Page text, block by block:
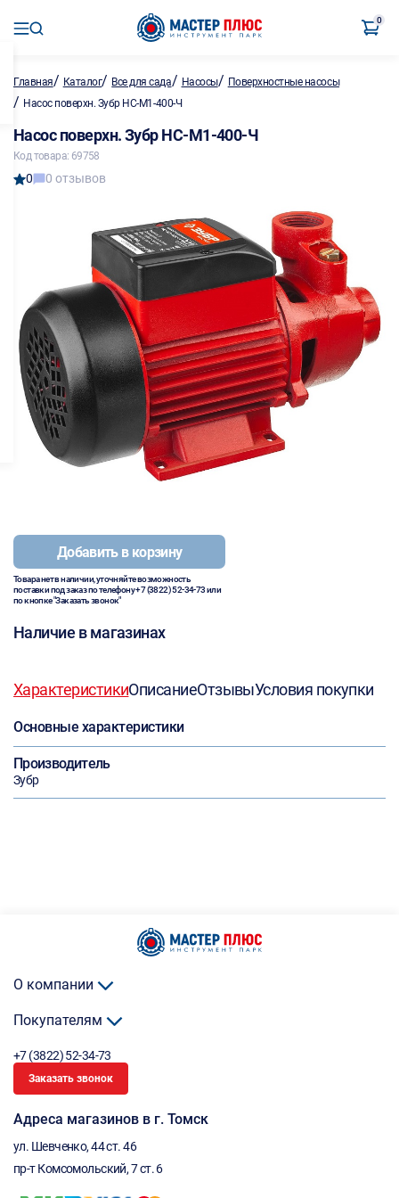
0
Главная/ Каталог/ Все для сада/ Насосы/ Поверхностные насосы
/ Насос поверхн. Зубр НС-М1-400-Ч
Насос поверхн. Зубр НС-М1-400-Ч
Код товара: 69758
0 0 отзывов
Добавить в корзину
Товара нет в наличии, уточняйте возможность
поставки под заказ по телефону+7 (3822) 52-34-73или
по кнопке "Заказать звонок"
Наличие в магазинах
ХарактеристикиОписаниеОтзывыУсловия покупки
Основные характеристики
Производитель
Зубр
О компании
Покупателям
+7 (3822) 52-34-73
Заказать звонок
Адреса магазинов в г. Томск
ул. Шевченко, 44 ст. 46
пр-т Комсомольский, 7 ст. 6